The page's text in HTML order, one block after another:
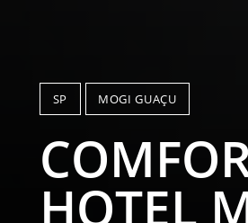
SP MOGI GUAÇU
HOTEL